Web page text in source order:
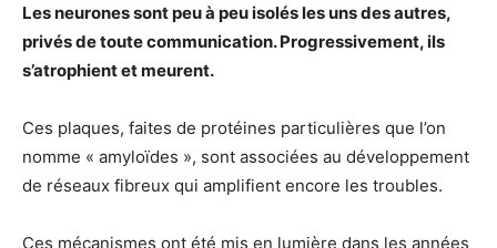
Les neurones sont peu à peu isolés les uns des autres,
privés de toute communication. Progressivement, ils
s’atrophient et meurent.
Ces plaques, faites de protéines particulières que l’on
nomme « amyloïdes », sont associées au développement
de réseaux fibreux qui amplifient encore les troubles.
Ces mécanismes ont été mis en lumière dans les années